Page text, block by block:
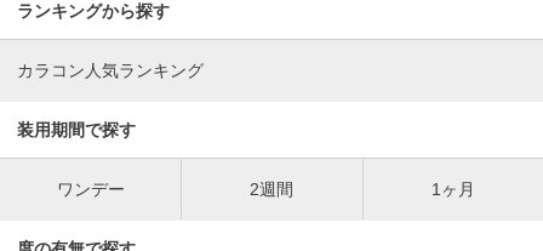
ランキングから探す
カラコン人気ランキング
装用期間で探す
ワンデー 2週間 1ヶ月